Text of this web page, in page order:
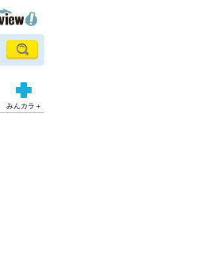
みんカラ＋